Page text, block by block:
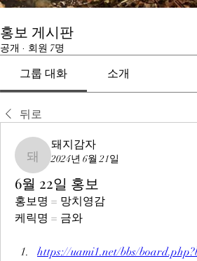
홍보 게시판
공개 · 회원 7명
그룹 대화 소개
뒤로
돼지감자
돼지감자
2024년 6월 21일
6월 22일 홍보
홍보명 = 망치영감
케릭명 = 금와
https://uami1.net/bbs/